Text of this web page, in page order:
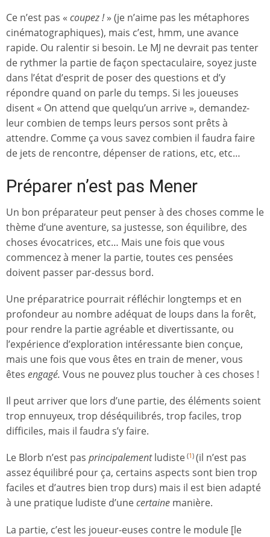
Ce n’est pas « coupez !» (je n’aime pas les métaphores
cinématographiques), mais c’est, hmm, une avance
rapide. Ou ralentir si besoin. Le MJ ne devrait pas tenter
de rythmer la partie de façon spectaculaire, soyez juste
dans l’état d’esprit de poser des questions et d’y
répondre quand on parle du temps. Si les joueuses
disent « On attend que quelqu’un arrive », demandez-
leur combien de temps leurs persos sont prêts à
attendre. Comme ça vous savez combien il faudra faire
de jets de rencontre, dépenser de rations, etc, etc…
Préparer n’est pas Mener
Un bon préparateur peut penser à des choses comme le
thème d’une aventure, sa justesse, son équilibre, des
choses évocatrices, etc… Mais une fois que vous
commencez à mener la partie, toutes ces pensées
doivent passer par-dessus bord.
Une préparatrice pourrait réfléchir longtemps et en
profondeur au nombre adéquat de loups dans la forêt,
pour rendre la partie agréable et divertissante, ou
l’expérience d’exploration intéressante bien conçue,
mais une fois que vous êtes en train de mener, vous
êtes engagé. Vous ne pouvez plus toucher à ces choses !
Il peut arriver que lors d’une partie, des éléments soient
trop ennuyeux, trop déséquilibrés, trop faciles, trop
difficiles, mais il faudra s’y faire.
Le Blorb n’est pas principalementludiste (1) (il n’est pas
assez équilibré pour ça, certains aspects sont bien trop
faciles et d’autres bien trop durs) mais il est bien adapté
à une pratique ludiste d’unecertaine manière.
La partie, c’est les joueur-euses contre le module [le